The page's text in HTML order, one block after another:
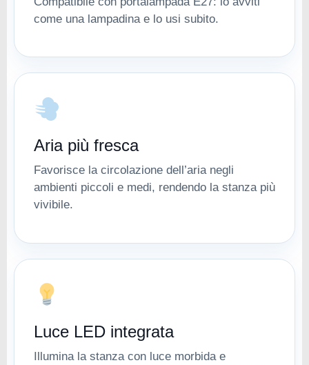
come una lampadina e lo usi subito.
Aria più fresca
Favorisce la circolazione dell’aria negli
ambienti piccoli e medi, rendendo la stanza più
vivibile.
Luce LED integrata
Illumina la stanza con luce morbida e